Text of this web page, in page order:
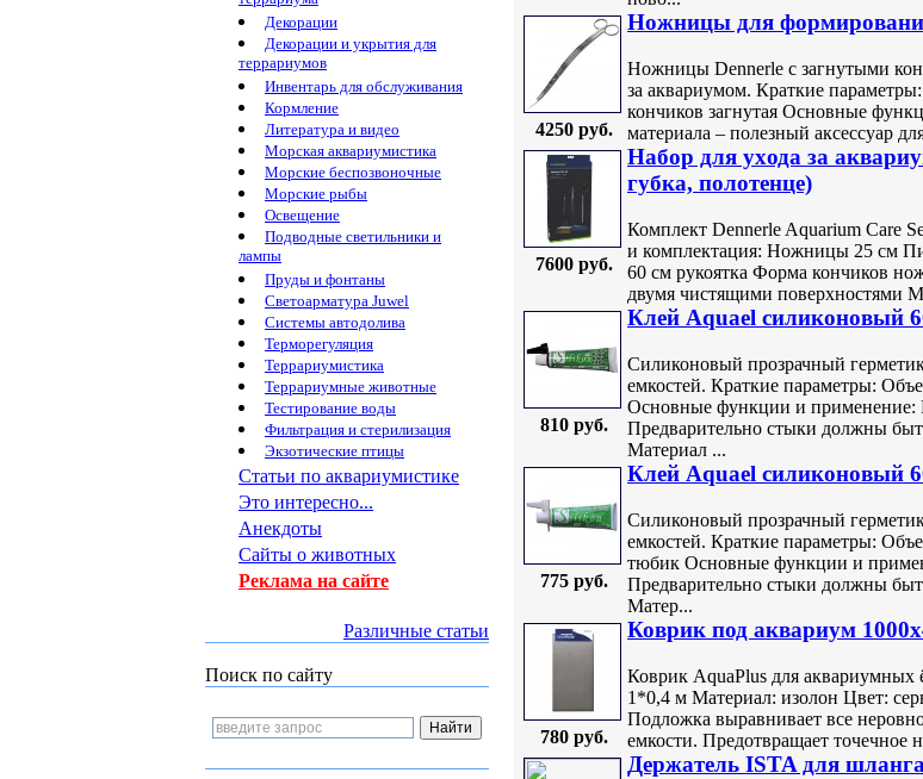
Декорации
Декорации и укрытия для
террариумов
Инвентарь для обслуживания
Кормление
Литература и видео
Морская аквариумистика
Морские беспозвоночные
Морские рыбы
Освещение
Подводные светильники и
лампы
Пруды и фонтаны
Светоарматура Juwel
Системы автодолива
Терморегуляция
Террариумистика
Террариумные животные
Тестирование воды
Фильтрация и стерилизация
Экзотические птицы
Статьи по аквариумистике
Это интересно...
Анекдоты
Сайты о животных
Реклама на сайте
Различные статьи
Поиск по сайту
4250 руб.
Ножницы для
Ножницы Dennerle с загнутыми
за аквариумом. Краткие
кончиков загнутая Основные
материала – полезный аксессуар
7600 руб.
Набор для уxода за
губка, полотенце)
Комплект Dennerle Aquarium Care
и комплектация: Ножницы 25 см
60 см рукоятка Форма кончиков
двумя чистящими поверхностями
810 руб.
Клей Aquael силиконовый
Силиконовый прозрачный
емкостей. Краткие параметры:
Основные функции и применение:
Предварительно стыки должны
Материал ...
775 руб.
Клей Aquael силиконовый
Силиконовый прозрачный
емкостей. Краткие параметры:
тюбик Основные функции и
Предварительно стыки должны
Матер...
780 руб.
Коврик под аквариум
Коврик AquaPlus для аквариумных
1*0,4 м Материал: изолон Цвет:
Подложка выравнивает все
емкости. Предотвращает точечное
Держатель ISTA для